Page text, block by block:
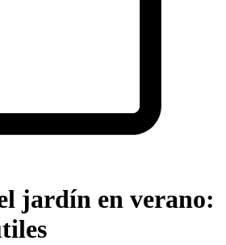
jardín en verano: